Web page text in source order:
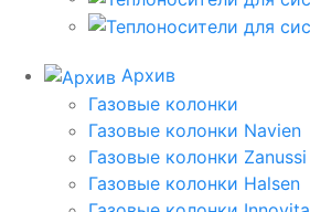
Архив
Газовые колонки
Газовые колонки Navien
Газовые колонки Zanussi
Газовые колонки Halsen